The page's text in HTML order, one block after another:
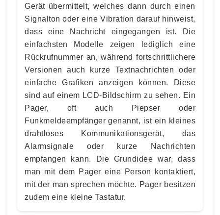
Gerät übermittelt, welches dann durch einen
Signalton oder eine Vibration darauf hinweist,
dass eine Nachricht eingegangen ist. Die
einfachsten Modelle zeigen lediglich eine
Rückrufnummer an, während fortschrittlichere
Versionen auch kurze Textnachrichten oder
einfache Grafiken anzeigen können. Diese
sind auf einem LCD-Bildschirm zu sehen. Ein
Pager, oft auch Piepser oder
Funkmeldeempfänger genannt, ist ein kleines
drahtloses Kommunikationsgerät, das
Alarmsignale oder kurze Nachrichten
empfangen kann. Die Grundidee war, dass
man mit dem Pager eine Person kontaktiert,
mit der man sprechen möchte. Pager besitzen
zudem eine kleine Tastatur.